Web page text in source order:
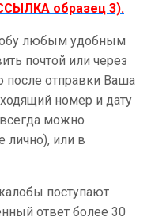
образец 3).
любым удобным
почтой или через
отправки Ваша
номер и дату
можно
лично), или в
поступают
ответ более 30